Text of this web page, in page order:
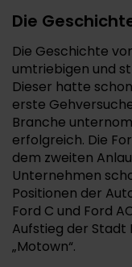
Die
Die Geschichte
umtriebigen und
Dieser hatte
erste
Branche
erfolgreich. Die
dem zweiten
Unternehmen
Positionen der
Ford C und Ford
Aufstieg der Stadt
„Motown“.